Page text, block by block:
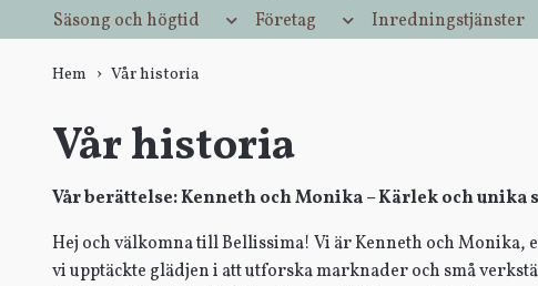
Säsong och högtid
Företag Inredningstjänster
Hem Vår historia
Vår historia
Vår berättelse: Kenneth och Monika – Kärlek och unika
Hej och välkomna till Bellissima! Vi är Kenneth och
vi upptäckte glädjen i att utforska marknader och små